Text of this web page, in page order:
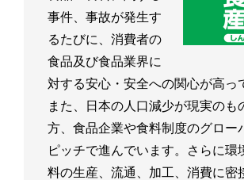
事件、事故が発生す
るたびに、消費者の
食品及び食品業界に
対する安心・安全への関心が高っ
また、日本の人口減少が現実のも
方、食品企業や食料制度のグロー
ピッチで進んでいます。さらに環
料の生産、流通、加工、消費に密